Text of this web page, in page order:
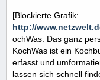
[Blockierte Grafik:
http://
ochWas: Das ganz
KochWas ist ein
erfasst und
lassen sich schnell